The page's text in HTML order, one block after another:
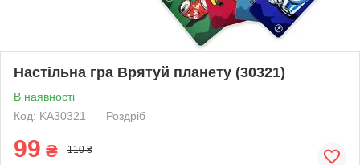
Настільна гра Врятуй планету (30321)
В наявності
Код: KA30321
Роздріб
99 ₴ 110 ₴